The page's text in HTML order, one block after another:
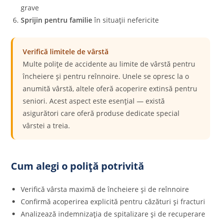
grave
Sprijin pentru familieîn situații nefericite
Verifică limitele de vârstă
Multe polițe de accidente au limite de vârstă pentru
încheiere și pentru reînnoire. Unele se opresc la o
anumită vârstă, altele oferă acoperire extinsă pentru
seniori. Acest aspect este esențial — există
asigurători care oferă produse dedicate special
vârstei a treia.
Cum alegi o poliță potrivită
Verifică vârsta maximă de încheiere și de reînnoire
Confirmă acoperirea explicită pentru căzături și fracturi
Analizează indemnizația de spitalizare și de recuperare